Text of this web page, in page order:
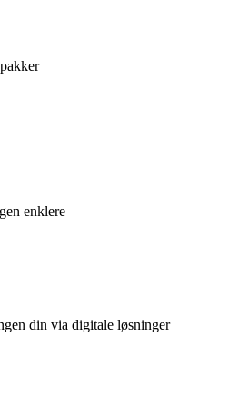
enklere
din via digitale løsninger